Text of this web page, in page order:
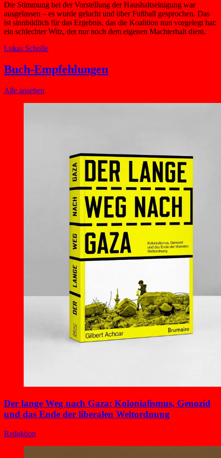
Die Stimmung bei der Vorstellung der Haushaltseinigung war
ausgelassen – es wurde gelacht und über Fußball gesprochen. Das
ist sinnbildlich für das Ergebnis, das die Koalition nun vorgelegt hat:
ein schlechter Witz, der nur noch dem eigenen Machterhalt dient.
Lukas Scholle
Buch-Empfehlungen
Alle ansehen
Der lange Weg nach Gaza: Kolonialismus, Genozid
und das Ende der liberalen Weltordnung
Redaktion